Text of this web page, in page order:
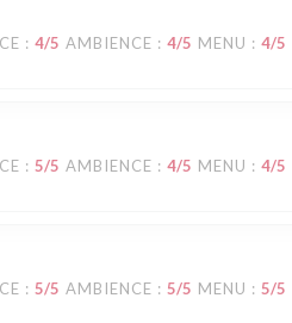
: 4/5 AMBIENCE : 4/5 MENU : 4/5
: 5/5 AMBIENCE : 4/5 MENU : 4/5
: 5/5 AMBIENCE : 5/5 MENU : 5/5